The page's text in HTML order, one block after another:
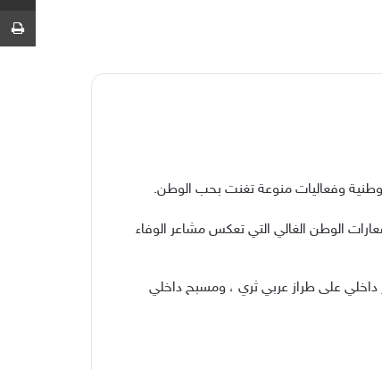
الوطن الغالي التي تعكس مشاعر الوفاء
داخلي على طراز عربي ثري ، ومسبح داخلي